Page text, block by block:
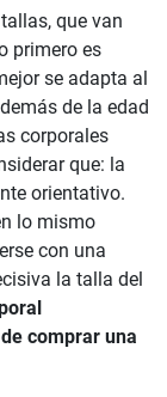
que van
primero es
se adapta al
de la edad
corporales
que: la
orientativo.
lo mismo
con una
la talla del
comprar una